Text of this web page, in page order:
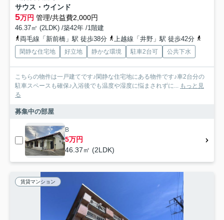
サウス・ウインド
5万円 管理/共益費2,000円
46.37㎡ (2LDK) /築42年 /1階建
両毛線「新前橋」駅 徒歩38分
上越線「井野」駅 徒歩42分
閑静な住宅地 好立地 静かな環境 駐車2台可 公共下水
こちらの物件は一戸建てです♪閑静な住宅地にある物件です♪車2台分の
駐車スペースも確保♪入浴後でも温度や湿度に悩まされずに... もっと見
る
募集中の部屋
B
5万円
46.37㎡ (2LDK)
賃貸マンション